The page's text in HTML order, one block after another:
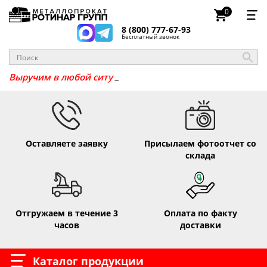
8 (800) 777-67-93
Бесплатный звонок
0
Выручим в любой сит
Оставляете заявку
Присылаем фотоотчет со
склада
Отгружаем в течение 3
часов
Оплата по факту
доставки
Каталог продукции